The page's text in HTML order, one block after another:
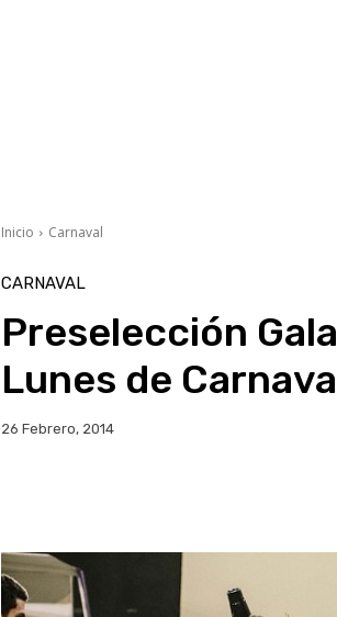
Inicio Carnaval
CARNAVAL
Preselección
Lunes de
26 Febrero, 2014